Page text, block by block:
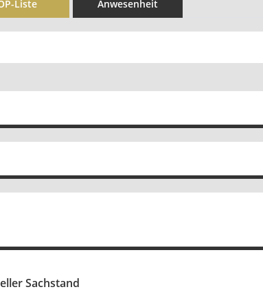
Liste Anwesenheit
Sachstand